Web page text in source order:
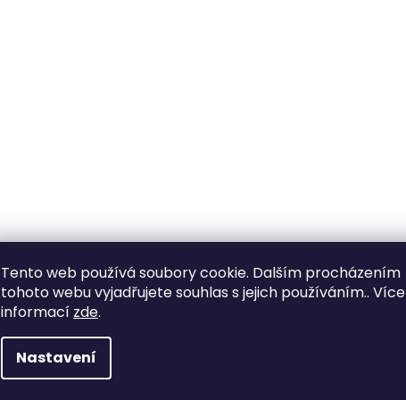
Tento web používá soubory cookie. Dalším procházením
tohoto webu vyjadřujete souhlas s jejich používáním.. Více
informací zde.
Nastavení